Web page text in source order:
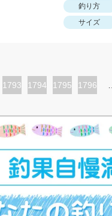
釣り方
サイズ
ペ
1793
ペ
1794
ペ
1795
ペ
1796